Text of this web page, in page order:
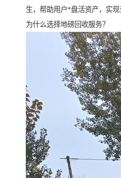
生，帮助用户*盘活资产，实现
为什么选择地磅回收服务？